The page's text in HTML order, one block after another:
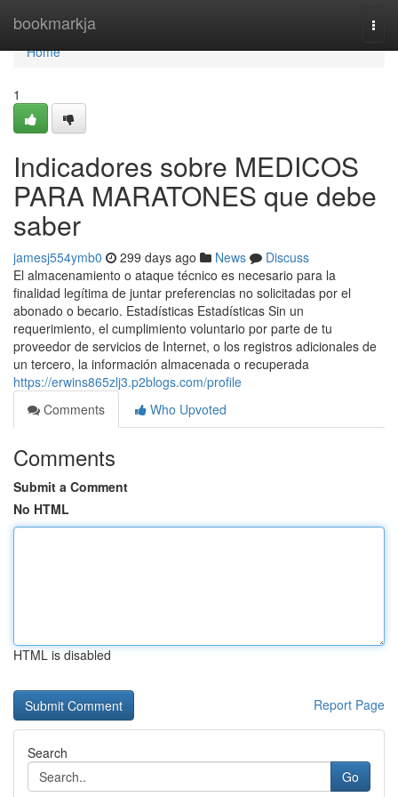
bookmarkja
Home
Home
1
Indicadores sobre MEDICOS
PARA MARATONES que debe
saber
jamesj554ymb0 299 days ago News
Discuss
El almacenamiento o ataque técnico es necesario para la
finalidad legítima de juntar preferencias no solicitadas por el
abonado o becario. Estadísticas Estadísticas Sin un
requerimiento, el cumplimiento voluntario por parte de tu
proveedor de servicios de Internet, o los registros adicionales de
un tercero, la información almacenada o recuperada
https://erwins865zlj3.p2blogs.com/profile
Comments
Who Upvoted
Comments
Submit a Comment
No HTML
HTML is disabled
Report Page
Search
Go